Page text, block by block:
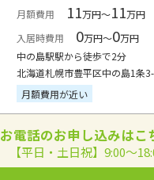
月額費用 11万円～11万円
入居時費用
0万円～0万円
中の島駅駅から徒歩で2分
北海道札幌市豊平区中の島1条
月額費用が近い
お電話のお申し込みはこ
【平日・土日祝】9:00～